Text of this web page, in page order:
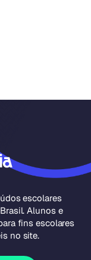
escolares
Alunos e
fins escolares
no site.